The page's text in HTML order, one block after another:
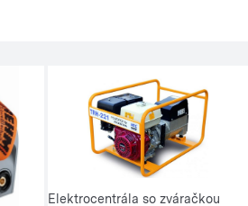
Elektrocentrála so zváračkou